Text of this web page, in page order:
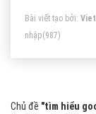
Bài viết tạo bởi:
nhập(987)
Chủ đề "tìm hiểu